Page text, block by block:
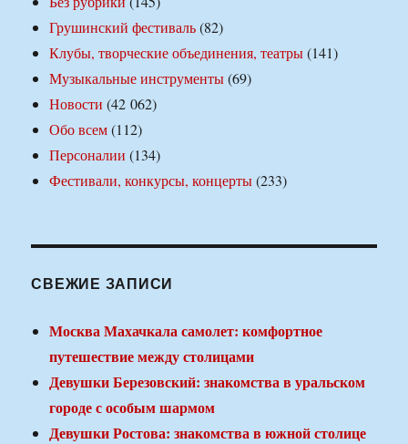
Грушинский фестиваль(82)
Клубы, творческие объединения, театры(141)
Музыкальные инструменты(69)
Новости (42 062)
Обо всем(112)
Персоналии (134)
Фестивали, конкурсы, концерты(233)
СВЕЖИЕ ЗАПИСИ
Москва Махачкала самолет: комфортное
путешествие между столицами
Девушки Березовский: знакомства в уральском
городе с особым шармом
Девушки Ростова: знакомства в южной столице